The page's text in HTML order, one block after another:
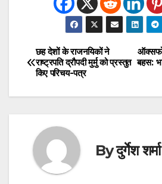
Post
navigation
बहस:
छह देशों के राजनयिकों ने
राष्ट्रपति द्रौपदी मुर्मु को प्रस्तुत
किए परिचय-पत्र
Byदुर्गेश शर्मा